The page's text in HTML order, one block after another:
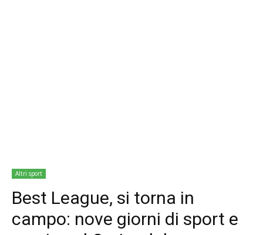
Altri sport
Best League, si torna in
campo: nove giorni di sport e